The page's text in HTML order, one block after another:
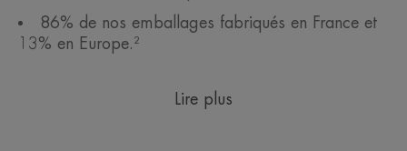
86% de nos emballages fabriqués en France et
13% en Europe.²
Lire plus